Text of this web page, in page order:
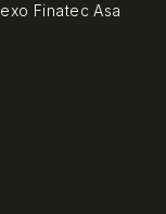
Finatec Asa